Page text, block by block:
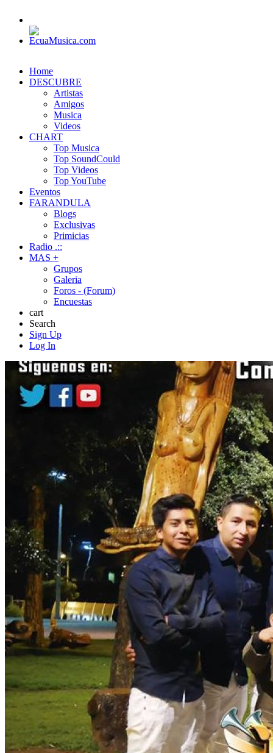
Home
DESCUBRE
Artistas
Amigos
Musica
Videos
CHART
Top Musica
Top SoundCould
Top Videos
Top YouTube
Eventos
FARANDULA
Blogs
Exclusivas
Primicias
Radio .::
MAS +
Grupos
Galeria
Foros - (Forum)
Encuestas
cart
Search
Sign Up
Log In